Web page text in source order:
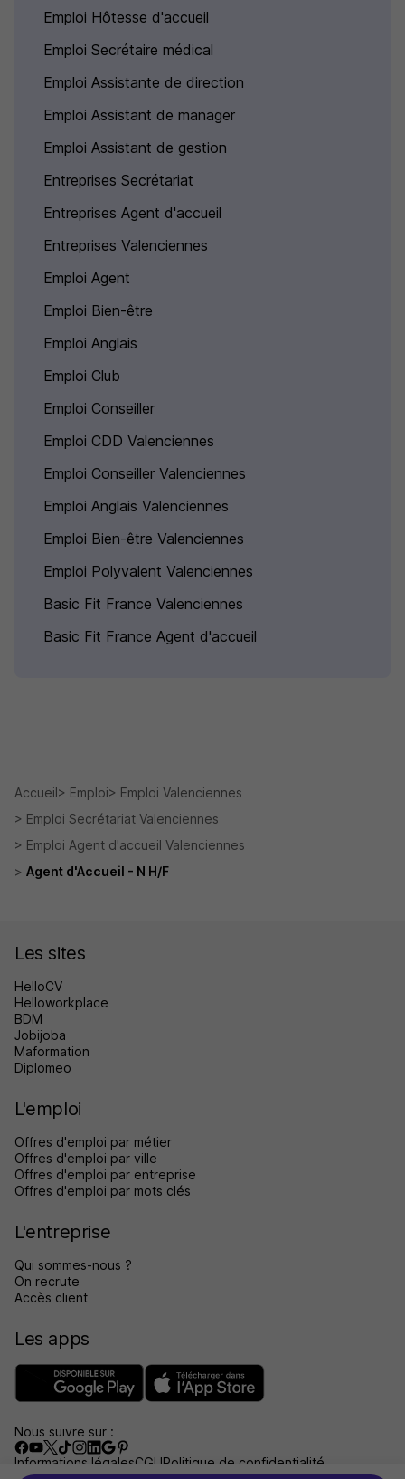
Emploi Hôtesse d'accueil
Emploi Secrétaire médical
Emploi Assistante de direction
Emploi Assistant de manager
Emploi Assistant de gestion
Entreprises Secrétariat
Entreprises Agent d'accueil
Entreprises Valenciennes
Emploi Agent
Emploi Bien-être
Emploi Anglais
Emploi Club
Emploi Conseiller
Emploi CDD Valenciennes
Emploi Conseiller Valenciennes
Emploi Anglais Valenciennes
Emploi Bien-être Valenciennes
Emploi Polyvalent Valenciennes
Basic Fit France Valenciennes
Basic Fit France Agent d'accueil
Accueil Emploi
Emploi Valenciennes
Emploi Secrétariat Valenciennes
Emploi Agent d'accueil Valenciennes
Agent d'Accueil - N H/F
Les sites
HelloCV
Helloworkplace
BDM
Jobijoba
Maformation
Diplomeo
L'emploi
Offres d'emploi par métier
Offres d'emploi par ville
Offres d'emploi par entreprise
Offres d'emploi par mots clés
L'entreprise
Qui sommes-nous ?
On recrute
Accès client
Les apps
Nous suivre sur :
Informations légalesCGUPolitique de confidentialité